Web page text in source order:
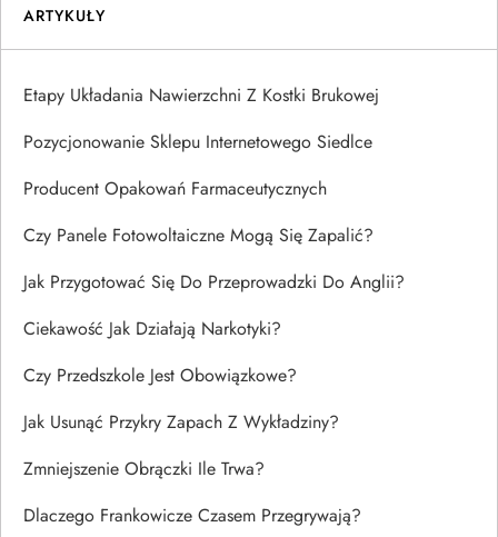
ARTYKUŁY
Etapy Układania Nawierzchni Z Kostki Brukowej
Pozycjonowanie Sklepu Internetowego Siedlce
Producent Opakowań Farmaceutycznych
Czy Panele Fotowoltaiczne Mogą Się Zapalić?
Jak Przygotować Się Do Przeprowadzki Do Anglii?
Ciekawość Jak Działają Narkotyki?
Czy Przedszkole Jest Obowiązkowe?
Jak Usunąć Przykry Zapach Z Wykładziny?
Zmniejszenie Obrączki Ile Trwa?
Dlaczego Frankowicze Czasem Przegrywają?